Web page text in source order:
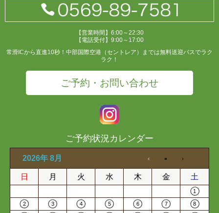
【営業時間】6:00～22:30
【電話受付】9:00～17:00
常滑ICから直進10秒！中部国際空港（セントレア）までは無料送迎バスでラク
ラク！
ご予約・お問い合わせ
ご予約状況カレンダー
2026年 8月
日 月 火 水 木 金 土
1
2 3 4 5 6 7 8